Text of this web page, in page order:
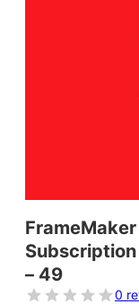
Subscription
– 49
0